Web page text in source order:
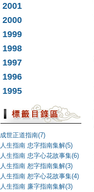
2001
2000
1999
1998
1997
1996
1995
成世正道指南(7)
人生指南 忠字指南集解(5)
人生指南 忠字心花故事集(6)
人生指南 恕字指南集解(3)
人生指南 恕字心花故事集(4)
人生指南 廉字指南集解(3)